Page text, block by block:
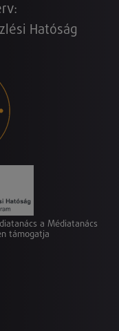
Hatóság
a Médiatanács
támogatja